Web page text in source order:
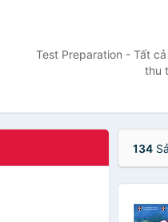
Test Preparation - Tất
thu
134